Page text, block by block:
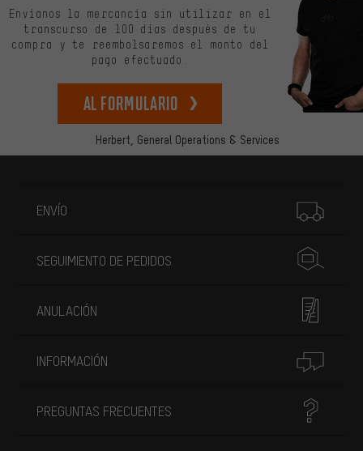
Herbert, General Operations & Services
Envíanos la mercancía sin utilizar en el
transcurso de 100 días después de tu
compra y te reembolsaremos el monto del
pago efectuado.
Al formulario
ENVÍO
SEGUIMIENTO DE PEDIDOS
ANULACIÓN
INFORMACIÓN
PREGUNTAS FRECUENTES